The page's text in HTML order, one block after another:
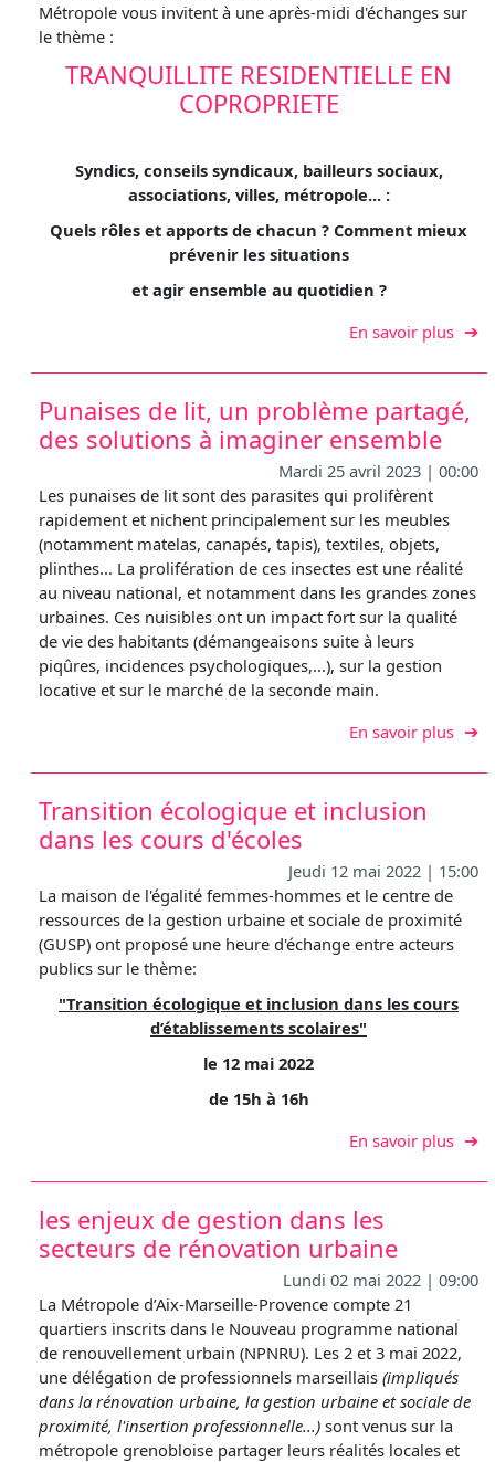
Métropole vous invitent à une après-midi d'échanges sur
le thème :
TRANQUILLITE RESIDENTIELLE EN
COPROPRIETE
Syndics, conseils syndicaux, bailleurs sociaux,
associations, villes, métropole... :
Quels rôles et apports de chacun ? Comment mieux
prévenir les situations
et agir ensemble au quotidien ?
En savoir plussur
Punaises de lit, un problème partagé,
des solutions à imaginer ensemble
Mardi 25 avril 2023 | 00:00
Les punaises de lit sont des parasites qui prolifèrent
rapidement et nichent principalement sur les meubles
(notamment matelas, canapés, tapis), textiles, objets,
plinthes... La prolifération de ces insectes est une réalité
au niveau national, et notamment dans les grandes zones
urbaines. Ces nuisibles ont un impact fort sur la qualité
de vie des habitants (démangeaisons suite à leurs
piqûres, incidences psychologiques,...), sur la gestion
locative et sur le marché de la seconde main.
En savoir plussur
Transition écologique et inclusion
dans les cours d'écoles
Jeudi 12 mai 2022 | 15:00
La maison de l'égalité femmes-hommes et le centre de
ressources de la gestion urbaine et sociale de proximité
(GUSP) ont proposé une heure d'échange entre acteurs
publics sur le thème:
"Transition écologique et inclusion dans les cours
d’établissements scolaires"
le 12 mai 2022
de 15h à 16h
En savoir plussur
les enjeux de gestion dans les
secteurs de rénovation urbaine
Lundi 02 mai 2022 | 09:00
La Métropole d’Aix-Marseille-Provence compte 21
quartiers inscrits dans le Nouveau programme national
de renouvellement urbain (NPNRU). Les 2 et 3 mai 2022,
une délégation de professionnels marseillais (impliqués
dans la rénovation urbaine, la gestion urbaine et sociale de
proximité, l'insertion professionnelle...) sont venus sur la
métropole grenobloise partager leurs réalités locales et